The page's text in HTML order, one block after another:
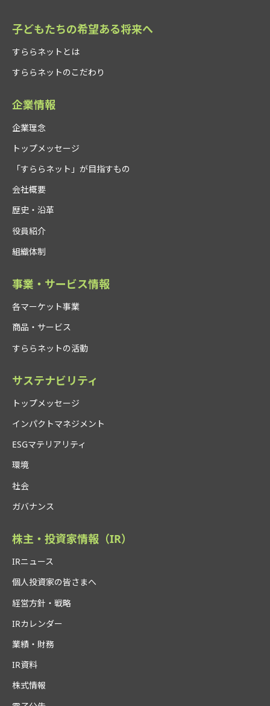
子どもたちの希望ある将来へ
すららネットとは
すららネットのこだわり
企業情報
企業理念
トップメッセージ
「すららネット」が目指すもの
会社概要
歴史・沿革
役員紹介
組織体制
事業・サービス情報
各マーケット事業
商品・サービス
すららネットの活動
サステナビリティ
トップメッセージ
インパクトマネジメント
ESGマテリアリティ
環境
社会
ガバナンス
株主・投資家情報（IR）
IRニュース
個人投資家の皆さまへ
経営方針・戦略
IRカレンダー
業績・財務
IR資料
株式情報